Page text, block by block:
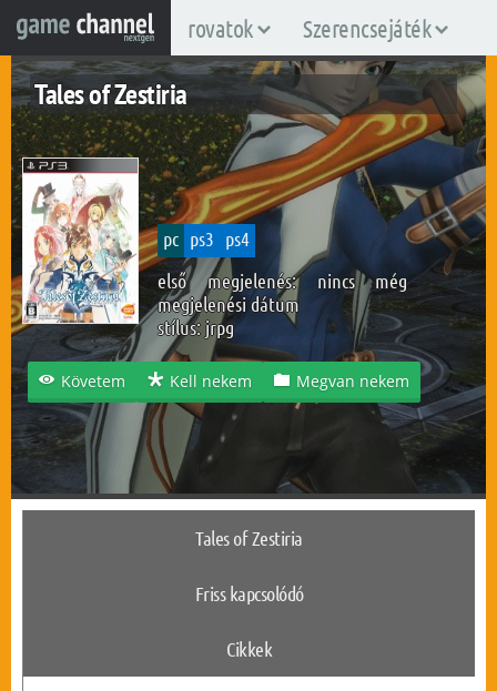
rovatok Szerencsejáték
Tales of Zestiria
pc ps3 ps4
első megjelenés: nincs még
megjelenési dátum
stílus:jrpg
Követem Kell nekem Megvan nekem
Tales of Zestiria
Friss kapcsolódó
Cikkek